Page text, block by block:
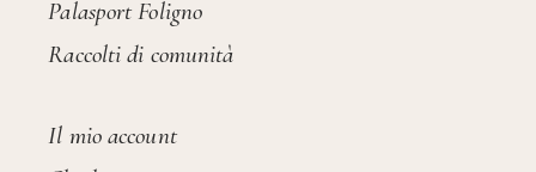
Palasport Foligno
Raccolti di comunità
Il mio account